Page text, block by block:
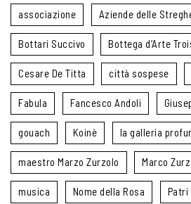
associazione Aziende delle
Bottari Succivo Bottega d’Arte
Cesare De Titta città sospese
Fabula Fancesco Andoli
gouach Koinè la galleria
maestro Marzo Zurzolo Marco
musica Nome della Rosa Patri